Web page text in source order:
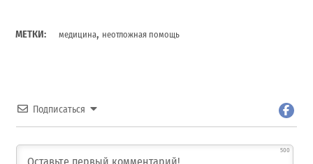
МЕТКИ: медицина, неотложная помощь
Подписаться
500